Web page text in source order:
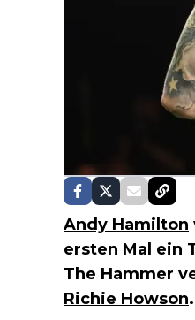
Andy Hamilton
ersten Mal ein
The Hammer
Richie Howson.